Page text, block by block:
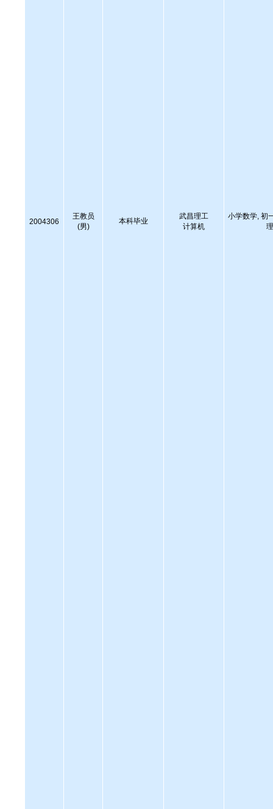
2004306
王教员
(男)
本科毕业
武昌理工
计算机
小学数学, 初